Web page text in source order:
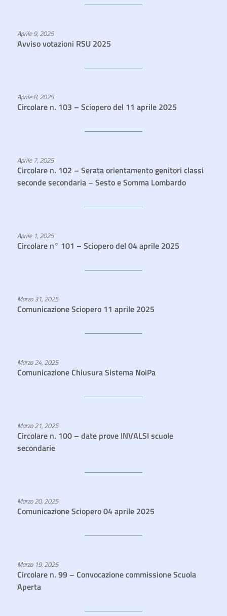
Aprile 9, 2025
Avviso votazioni RSU 2025
Aprile 8, 2025
Circolare n. 103 – Sciopero del 11 aprile 2025
Aprile 7, 2025
Circolare n. 102 – Serata orientamento genitori classi
seconde secondaria – Sesto e Somma Lombardo
Aprile 1, 2025
Circolare n° 101 – Sciopero del 04 aprile 2025
Marzo 31, 2025
Comunicazione Sciopero 11 aprile 2025
Marzo 24, 2025
Comunicazione Chiusura Sistema NoiPa
Marzo 21, 2025
Circolare n. 100 – date prove INVALSI scuole
secondarie
Marzo 20, 2025
Comunicazione Sciopero 04 aprile 2025
Marzo 19, 2025
Circolare n. 99 – Convocazione commissione Scuola
Aperta